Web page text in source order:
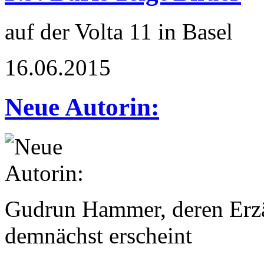
auf der Volta 11 in Basel
16.06.2015
Neue Autorin:
Gudrun Hammer, deren
demnächst erscheint